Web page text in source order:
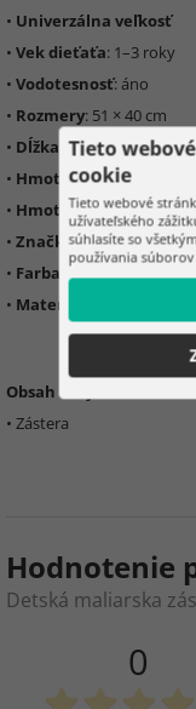
• Univerzálna veľkosť
• Vek dieťaťa: 1–3 roky
• Vodotesnosť: áno
• Rozmery: 51 × 40 cm
• Dĺžka rukávu : 42 cm
• Hmotnosť: 0,077 kg
• Hmotnosť v balení:
• Značka: KRUZZEL
• Farba : viacfarebná
• Materiál
Obsah sady:
• Zástera
Hodnotenie
Detská maliarska
0
Tieto
cookie
Tieto webové
užívateľského
súhlasíte so
používania